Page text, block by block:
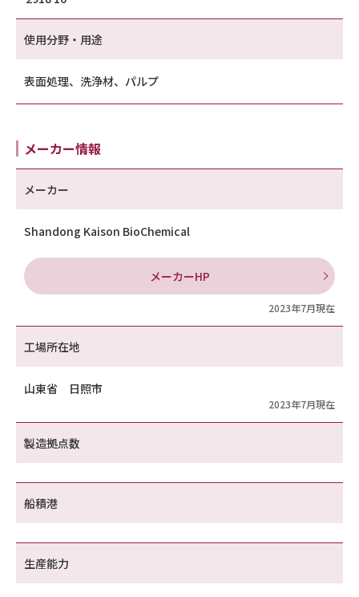
使用分野・用途
表面処理、洗浄材、パルプ
メーカー情報
メーカー
Shandong Kaison BioChemical
メーカーHP
2023年7月現在
工場所在地
山東省 日照市
2023年7月現在
製造拠点数
船積港
生産能力